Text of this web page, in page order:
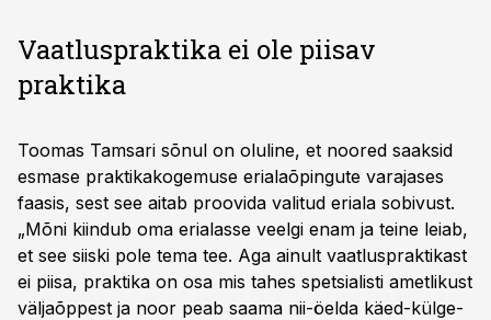
Vaatluspraktika ei ole piisav
praktika
Toomas Tamsari sõnul on oluline, et noored saaksid
esmase praktikakogemuse erialaõpingute varajases
faasis, sest see aitab proovida valitud eriala sobivust.
„Mõni kiindub oma erialasse veelgi enam ja teine leiab,
et see siiski pole tema tee. Aga ainult vaatluspraktikast
ei piisa, praktika on osa mis tahes spetsialisti ametlikust
väljaõppest ja noor peab saama nii-öelda käed-külge-